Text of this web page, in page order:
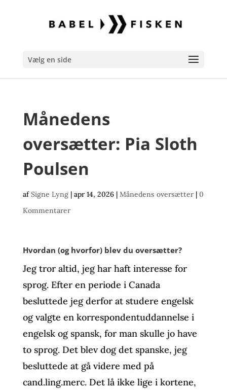
Vælg en side
Månedens
oversætter: Pia Sloth
Poulsen
afSigne Lyng| apr 14, 2026| Månedens oversætter| 0
Kommentarer
Hvordan (og hvorfor) blev du oversætter?
Jeg tror altid, jeg har haft interesse for
sprog. Efter en periode i Canada
besluttede jeg derfor at studere engelsk
og valgte en korrespondentuddannelse i
engelsk og spansk, for man skulle jo have
to sprog. Det blev dog det spanske, jeg
besluttede at gå videre med på
cand.ling.merc. Det lå ikke lige i kortene,